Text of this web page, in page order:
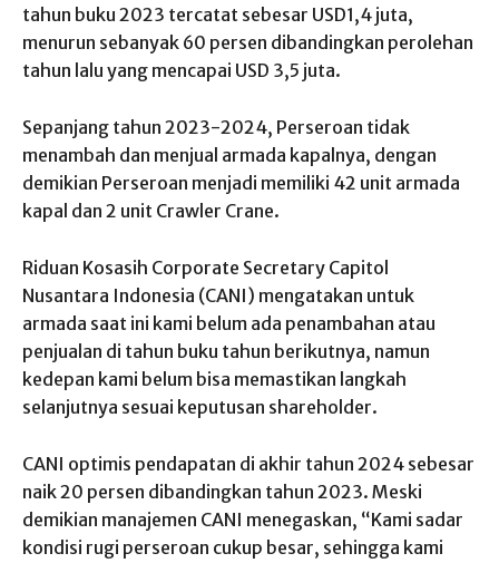
tahun buku 2023 tercatat sebesar USD1,4 juta,
menurun sebanyak 60 persen dibandingkan perolehan
tahun lalu yang mencapai USD 3,5 juta.
Sepanjang tahun 2023-2024, Perseroan tidak
menambah dan menjual armada kapalnya, dengan
demikian Perseroan menjadi memiliki 42 unit armada
kapal dan 2 unit Crawler Crane.
Riduan Kosasih Corporate Secretary Capitol
Nusantara Indonesia (CANI) mengatakan untuk
armada saat ini kami belum ada penambahan atau
penjualan di tahun buku tahun berikutnya, namun
kedepan kami belum bisa memastikan langkah
selanjutnya sesuai keputusan shareholder.
CANI optimis pendapatan di akhir tahun 2024 sebesar
naik 20 persen dibandingkan tahun 2023. Meski
demikian manajemen CANI menegaskan, “Kami sadar
kondisi rugi perseroan cukup besar, sehingga kami